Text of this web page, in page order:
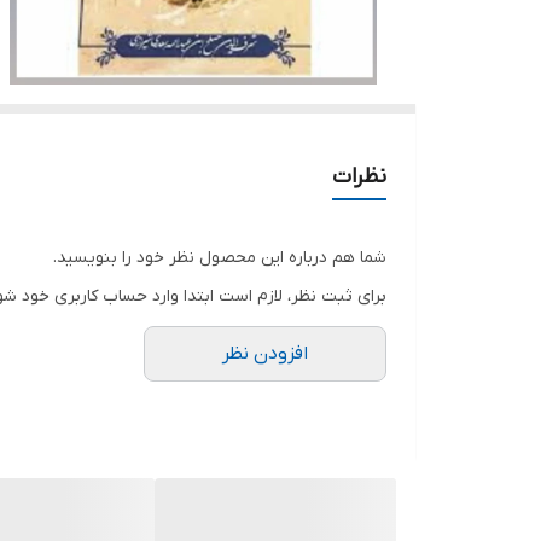
نظرات
شما هم درباره این محصول نظر خود را بنویسید.
برای ثبت نظر، لازم است ابتدا وارد حساب کاربری خود
افزودن نظر